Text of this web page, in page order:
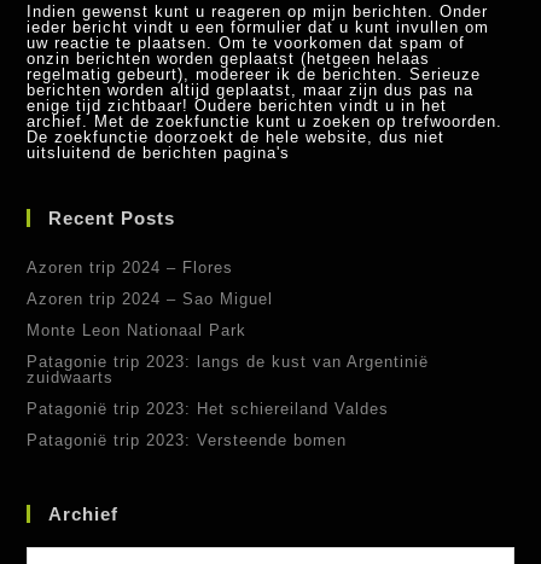
Indien gewenst kunt u reageren op mijn berichten. Onder
ieder bericht vindt u een formulier dat u kunt invullen om
uw reactie te plaatsen. Om te voorkomen dat spam of
onzin berichten worden geplaatst (hetgeen helaas
regelmatig gebeurt), modereer ik de berichten. Serieuze
berichten worden altijd geplaatst, maar zijn dus pas na
enige tijd zichtbaar! Oudere berichten vindt u in het
archief. Met de zoekfunctie kunt u zoeken op trefwoorden.
De zoekfunctie doorzoekt de hele website, dus niet
uitsluitend de berichten pagina's
Recent Posts
Azoren trip 2024 – Flores
Azoren trip 2024 – Sao Miguel
Monte Leon Nationaal Park
Patagonie trip 2023: langs de kust van Argentinië
zuidwaarts
Patagonië trip 2023: Het schiereiland Valdes
Patagonië trip 2023: Versteende bomen
Archief
Archief